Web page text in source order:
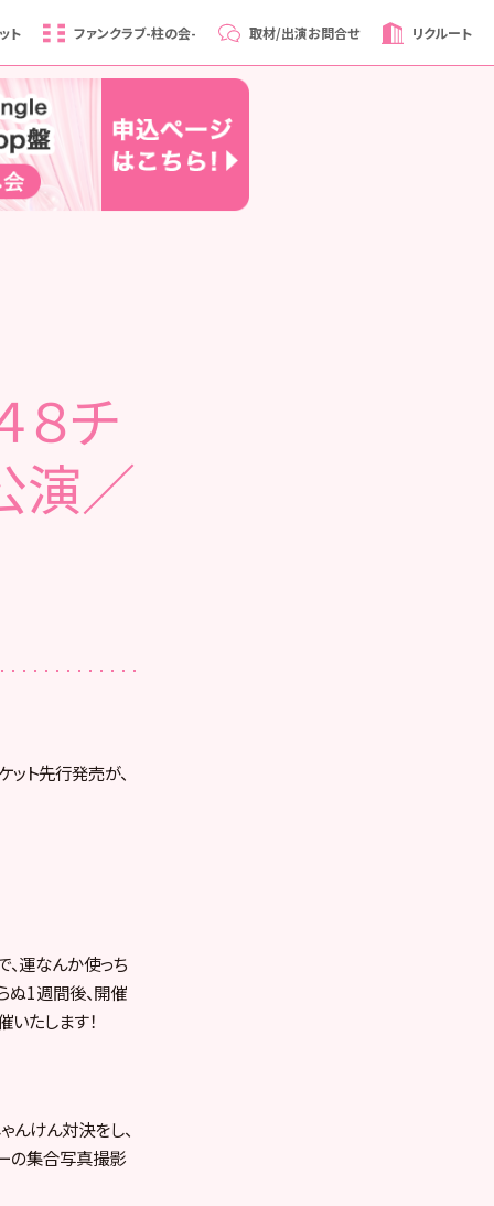
ト ファンクラブ-柱の会- 取材/出演お問合せ リクルート
８チ
演／
ト先行発売が、
、運なんか使っち
ぬ1週間後、開催
たします！
んけん対決をし、
の集合写真撮影